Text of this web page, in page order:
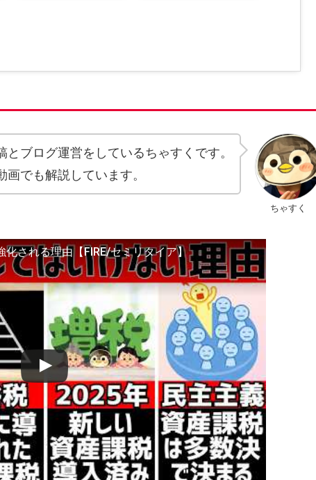
ちゃすく
ブログ運営をしているちゃすくです。
でも解説しています。
される理由【FIRE/セミリタイア】